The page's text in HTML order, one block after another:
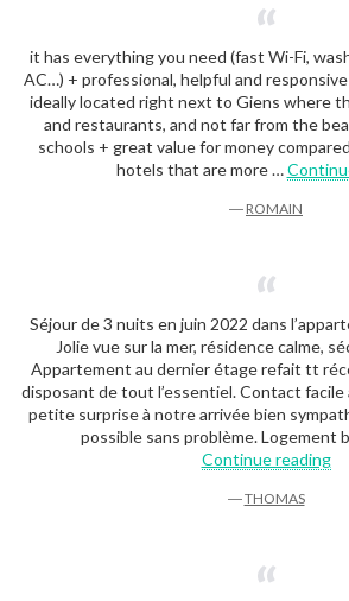
it has everything you need (fast Wi-Fi,
AC…) + professional, helpful and
ideally located right next to Giens where
and restaurants, and not far from the
schools + great value for money
hotels that are more …
― ROMAIN
Séjour de 3 nuits en juin 2022 dans
Jolie vue sur la mer, résidence calme,
Appartement au dernier étage refait tt
disposant de tout l’essentiel. Contact facile
petite surprise à notre arrivée bien
possible sans problème. Logement
Continue reading
―THOMAS